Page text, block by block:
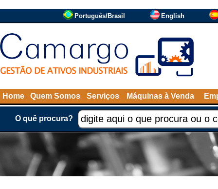
Português/Brasil English
Home Quem Somos Serviços Máquinas à Venda
O quê procura?